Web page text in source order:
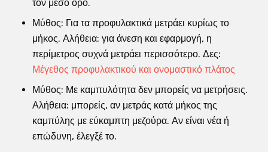
τον μέσο όρο.
Μύθος: Για τα προφυλακτικά μετράει κυρίως το
μήκος. Αλήθεια: για άνεση και εφαρμογή, η
περίμετρος συχνά μετράει περισσότερο. Δες:
Μέγεθος προφυλακτικού και ονομαστικό πλάτος
Μύθος: Με καμπυλότητα δεν μπορείς να μετρήσεις.
Αλήθεια: μπορείς, αν μετράς κατά μήκος της
καμπύλης με εύκαμπτη μεζούρα. Αν είναι νέα ή
επώδυνη, έλεγξέ το.